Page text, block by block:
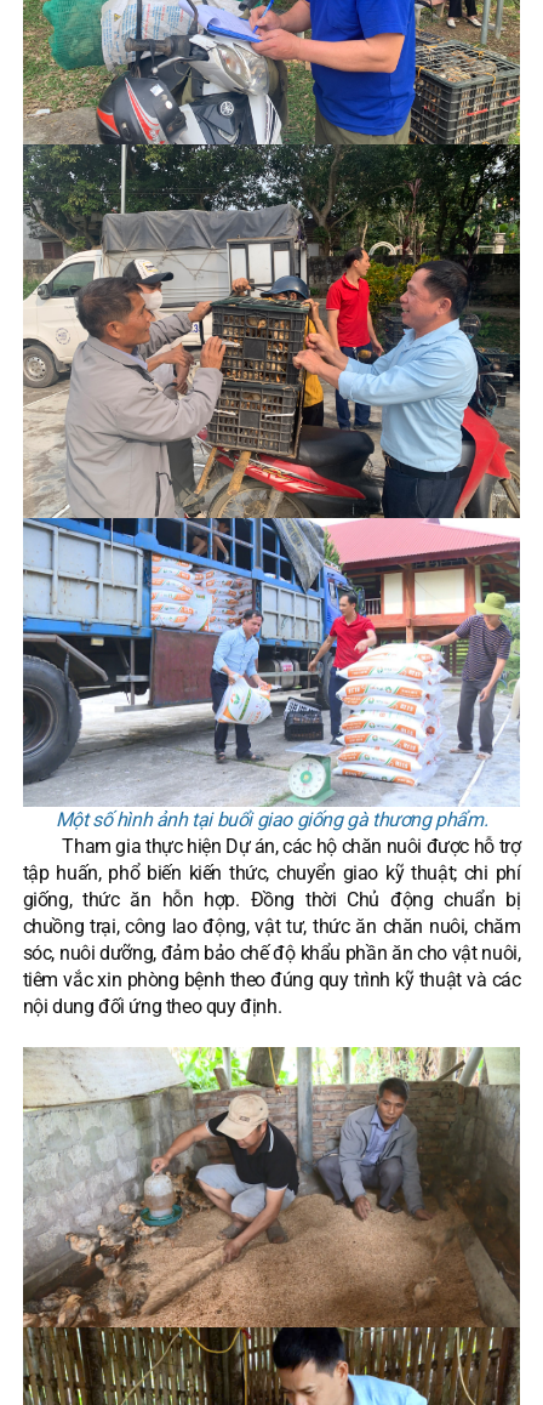
Một số hình ảnh tại buổi giao giống gà thương phẩm.
Tham gia thực hiện Dự án, các hộ chăn nuôi được hỗ trợ
tập huấn, phổ biến kiến thức, chuyển giao kỹ thuật; chi phí
giống, thức ăn hỗn hợp. Đồng thời Chủ động chuẩn bị
chuồng trại, công lao động, vật tư, thức ăn chăn nuôi, chăm
sóc, nuôi dưỡng, đảm bảo chế độ khẩu phần ăn cho vật nuôi,
tiêm vắc xin phòng bệnh theo đúng quy trình kỹ thuật và các
nội dung đối ứng theo quy định.